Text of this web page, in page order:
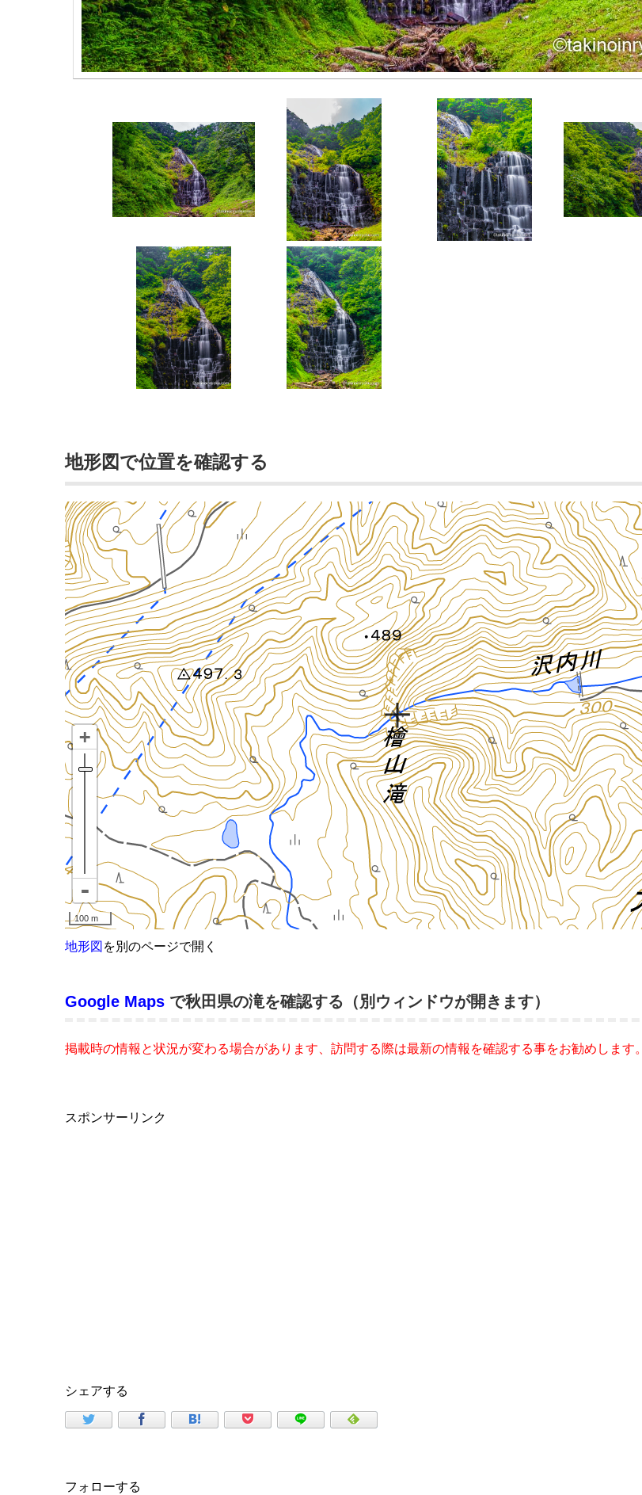
地形図で位置を確認する
地形図 を別のページで開く
Google Maps で秋田県の滝を確認する（別ウィンドウが開きます）
掲載時の情報と状況が変わる場合があります、訪問する際は最新の情報を確認する事をお勧めします。
スポンサーリンク
シェアする
フォローする